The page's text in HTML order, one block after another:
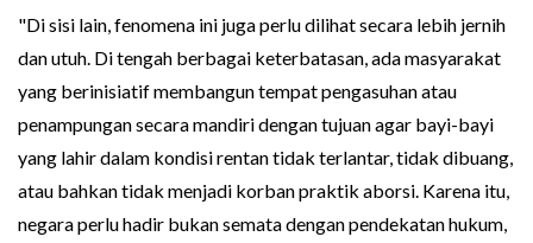
"Di sisi lain, fenomena ini juga perlu dilihat secara lebih jernih
dan utuh. Di tengah berbagai keterbatasan, ada masyarakat
yang berinisiatif membangun tempat pengasuhan atau
penampungan secara mandiri dengan tujuan agar bayi-bayi
yang lahir dalam kondisi rentan tidak terlantar, tidak dibuang,
atau bahkan tidak menjadi korban praktik aborsi. Karena itu,
negara perlu hadir bukan semata dengan pendekatan hukum,